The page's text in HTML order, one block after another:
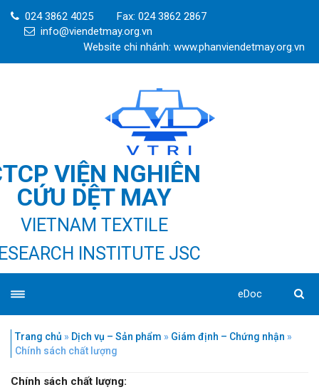
024 3862 4025
Fax: 024 3862 2867
info@viendetmay.org.vn
Website chi nhánh: www.phanviendetmay.org.vn
VIỆN NGHIÊN
CỨU DỆT MAY
VIETNAM TEXTILE
INSTITUTE JSC
eDoc
Trang chủ » Dịch vụ – Sản phẩm » Giám định – Chứng nhận »
Chính sách chất lượng
Chính sách chất lượng: